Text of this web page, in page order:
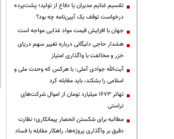
تقسیم غنایم مدیران یا دفاع از تولید؛ پشت‌پرده
درخواست توقف یک آیین‌نامه چه بود؟
جهان با افزایش قیمت مواد غذایی مواجه است
هشدار حاجی دلیگانی درباره تغییر سهم دریای
خزر و مخالفت با واگذاری امتیاز
آیت‌الله جوادی آملی: با هرکس که وحدت ملی و
اسلامی را بشکند، باید مقابله کرد
تهاتر ۱۶۷۳ میلیارد تومان از اموال شرکت‌های
تراستی
مطالبه برای شکستن انحصار پیمانکاری؛ نظارت
دقیق بر واگذاری پروژه‌ها، راهکار مقابله با فساد